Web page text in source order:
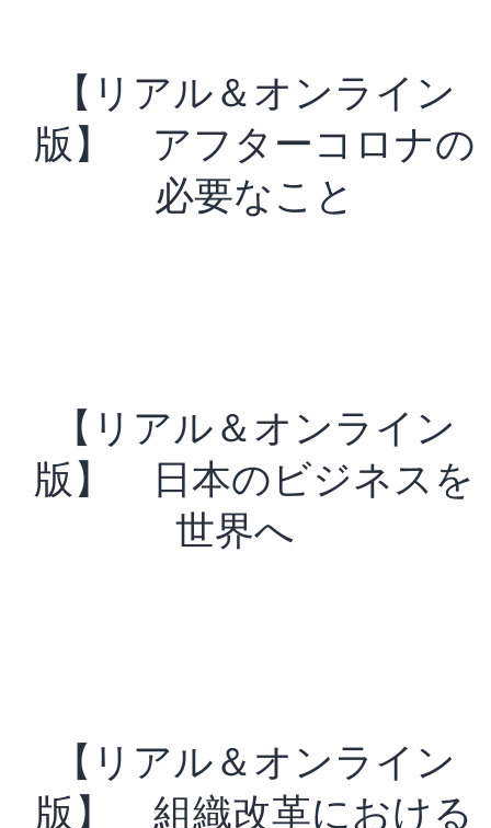
【リアル＆オンライン
版】 アフターコロナの
必要なこと
【リアル＆オンライン
版】 日本のビジネスを
世界へ
【リアル＆オンライン
版】 組織改革における